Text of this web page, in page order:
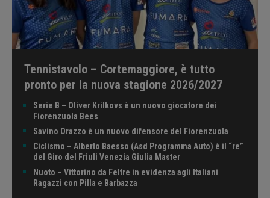
Tennistavolo – Cortemaggiore, è tutto
pronto per la nuova stagione 2026/2027
Serie B – Oliver Krilkovs è un nuovo giocatore dei
Fiorenzuola Bees
Savino Orazzo è un nuovo difensore del Fiorenzuola
Ciclismo – Alberto Baesso (Asd Programma Auto) è il “re”
del Giro del Friuli Venezia Giulia Master
Nuoto – Vittorino da Feltre in evidenza agli Italiani
Ragazzi con Pilla e Barbazza